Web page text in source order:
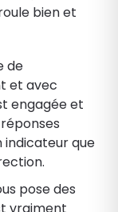
bien et
de
et avec
engagée et
indicateur que
pose des
vraiment